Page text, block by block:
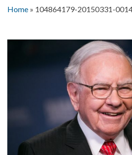
Home » 104864179-20150331-